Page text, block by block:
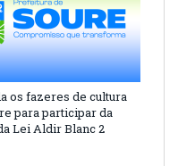
os fazeres de cultura
para participar da
Lei Aldir Blanc 2